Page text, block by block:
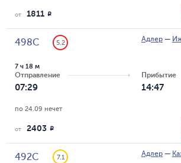
от 1811 R
498С 5.2 Адлер —
Отправление
07:29
7 ч 18 м
Прибытие
14:47
по 24.09 нечет
от 2403 R
492С 7.1 Адлер —